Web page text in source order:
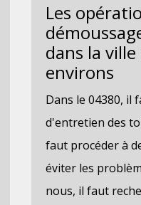
Les
dans la
environs
Dans le 04380, il
d'entretien des
faut procéder à
éviter les
nous, il faut